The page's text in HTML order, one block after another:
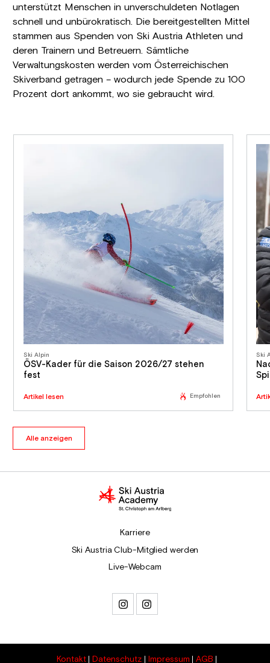
unterstützt Menschen in unverschuldeten Notlagen
schnell und unbürokratisch. Die bereitgestellten Mittel
stammen aus Spenden von Ski Austria Athleten und
deren Trainern und Betreuern. Sämtliche
Verwaltungskosten werden vom Österreichischen
Skiverband getragen – wodurch jede Spende zu 100
Prozent dort ankommt, wo sie gebraucht wird.
Ski Alpin
ÖSV-Kader für die Saison 2026/27 stehen
fest
Artikel lesen Empfohlen
Ski
Alle anzeigen
Karriere
Ski Austria Club-Mitglied werden
Live-Webcam
Kontakt Datenschutz Impressum AGB